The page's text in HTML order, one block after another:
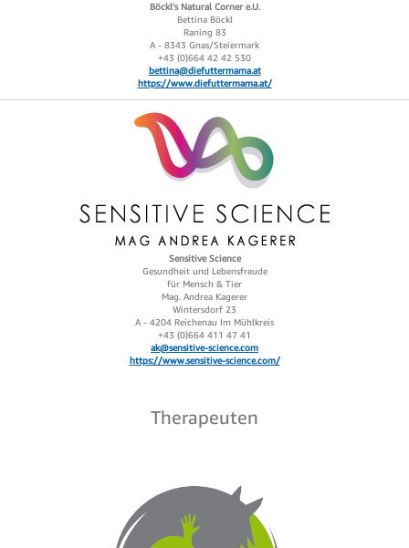
Böckl's Natural Corner e.U.
Bettina Böckl
Raning 83
A - 8343 Gnas/Steiermark
+43 (0)664 42 42 530‬
bettina@diefuttermama.at
https://www.diefuttermama.at/
Sensitive Science
Gesundheit und Lebensfreude
für Mensch & Tier
Mag. Andrea Kagerer
Wintersdorf 23
A - 4204 Reichenau Im Mühlkreis
+43 (0)664 411 47 41‬
ak@sensitive-science.com
https://www.sensitive-science.com/
Therapeuten